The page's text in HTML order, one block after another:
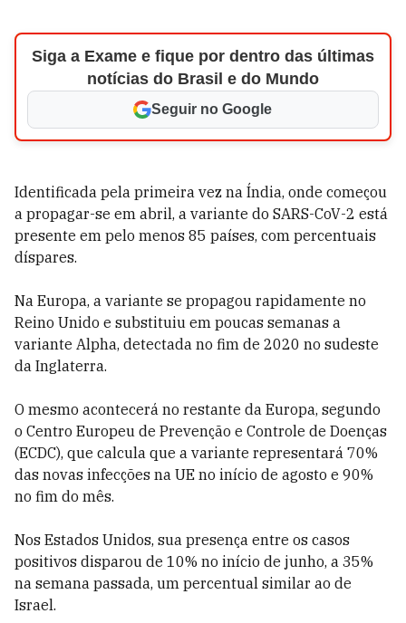
Siga a Exame e fique por dentro das últimas
notícias do Brasil e do Mundo
Seguir no Google
Identificada pela primeira vez na Índia, onde começou
a propagar-se em abril, a variante do SARS-CoV-2 está
presente em pelo menos 85 países, com percentuais
díspares.
Na Europa, a variante se propagou rapidamente no
Reino Unido e substituiu em poucas semanas a
variante Alpha, detectada no fim de 2020 no sudeste
da Inglaterra.
O mesmo acontecerá no restante da Europa, segundo
o Centro Europeu de Prevenção e Controle de Doenças
(ECDC), que calcula que a variante representará 70%
das novas infecções na UE no início de agosto e 90%
no fim do mês.
Nos Estados Unidos, sua presença entre os casos
positivos disparou de 10% no início de junho, a 35%
na semana passada, um percentual similar ao de
Israel.